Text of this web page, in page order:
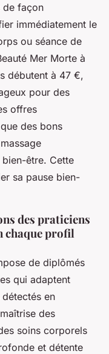
de façon
immédiatement le
ou séance de
Mer Morte à
débutent à 47 €,
pour des
offres
des bons
être. Cette
sa pause bien-
des praticiens
chaque profil
de diplômés
qui adaptent
en
des
soins corporels
et détente